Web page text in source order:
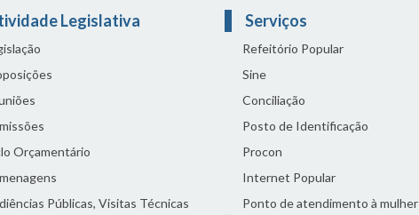
Legislativa
Orçamentário
Públicas, Visitas Técnicas
Serviços
Refeitório Popular
Sine
Conciliação
Posto de Identificação
Procon
Internet Popular
Ponto de atendimento à mulher